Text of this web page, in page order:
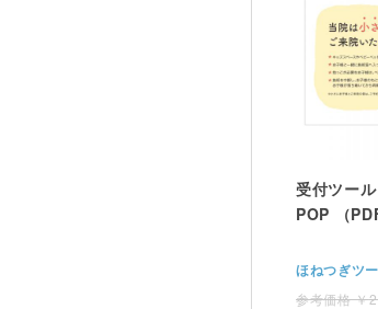
受付ツー
POP （
ほねつぎツ